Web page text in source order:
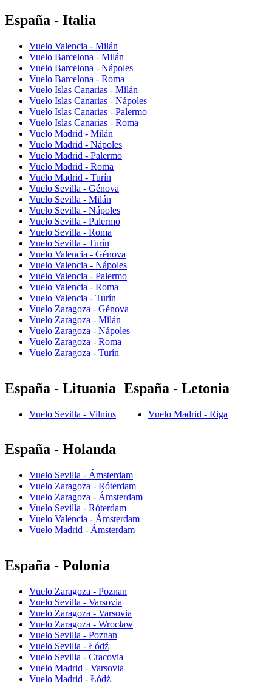
España - Italia
Vuelo Valencia - Milán
Vuelo Barcelona - Milán
Vuelo Barcelona - Nápoles
Vuelo Barcelona - Roma
Vuelo Islas Canarias - Milán
Vuelo Islas Canarias - Nápoles
Vuelo Islas Canarias - Palermo
Vuelo Islas Canarias - Roma
Vuelo Madrid - Milán
Vuelo Madrid - Nápoles
Vuelo Madrid - Palermo
Vuelo Madrid - Roma
Vuelo Madrid - Turín
Vuelo Sevilla - Génova
Vuelo Sevilla - Milán
Vuelo Sevilla - Nápoles
Vuelo Sevilla - Palermo
Vuelo Sevilla - Roma
Vuelo Sevilla - Turín
Vuelo Valencia - Génova
Vuelo Valencia - Nápoles
Vuelo Valencia - Palermo
Vuelo Valencia - Roma
Vuelo Valencia - Turín
Vuelo Zaragoza - Génova
Vuelo Zaragoza - Milán
Vuelo Zaragoza - Nápoles
Vuelo Zaragoza - Roma
Vuelo Zaragoza - Turín
España - Lituania
Vuelo Sevilla - Vilnius
España - Letonia
Vuelo Madrid - Riga
España - Holanda
Vuelo Sevilla - Ámsterdam
Vuelo Zaragoza - Róterdam
Vuelo Zaragoza - Ámsterdam
Vuelo Sevilla - Róterdam
Vuelo Valencia - Ámsterdam
Vuelo Madrid - Ámsterdam
España - Polonia
Vuelo Zaragoza - Poznan
Vuelo Sevilla - Varsovia
Vuelo Zaragoza - Varsovia
Vuelo Zaragoza - Wrocław
Vuelo Sevilla - Poznan
Vuelo Sevilla - Łódź
Vuelo Sevilla - Cracovia
Vuelo Madrid - Varsovia
Vuelo Madrid - Łódź